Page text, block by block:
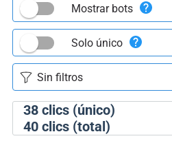
38clics (único)
40clics (total)
Mostrar bots
Solo único